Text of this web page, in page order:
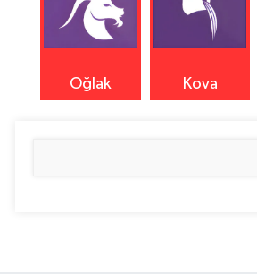
Oğlak Kova